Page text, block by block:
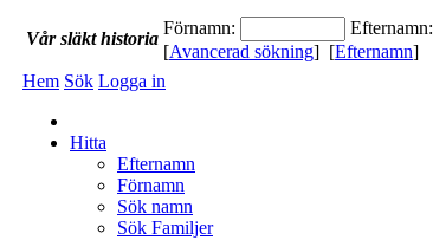
Vårsläkthistoria
Förnamn:
Efternamn:
[Avancerad sökning] [Efternamn]
Hem Sök Logga in
Hitta
Efternamn
Förnamn
Sök namn
Sök Familjer